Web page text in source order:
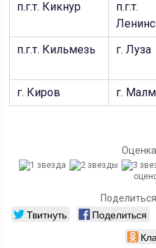
п.г.т. Кикнур
п.г.т.
п.г.т. Кильмезь г. Луза
г. Киров
г.
Твитнуть Поделиться